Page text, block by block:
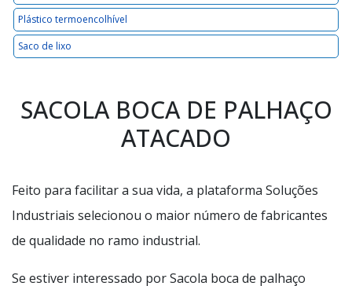
Plástico termoencolhível
Saco de lixo
SACOLA BOCA DE PALHAÇO
ATACADO
Feito para facilitar a sua vida, a plataforma Soluções
Industriais selecionou o maior número de fabricantes
de qualidade no ramo industrial.
Se estiver interessado por Sacola boca de palhaço